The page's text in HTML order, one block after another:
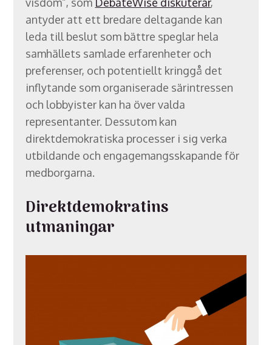
antyder att ett bredare deltagande kan
leda till beslut som bättre speglar hela
samhällets samlade erfarenheter och
preferenser, och potentiellt kringgå det
inflytande som organiserade särintressen
och lobbyister kan ha över valda
representanter. Dessutom kan
direktdemokratiska processer i sig verka
utbildande och engagemangsskapande för
medborgarna.
Direktdemokratins
utmaningar